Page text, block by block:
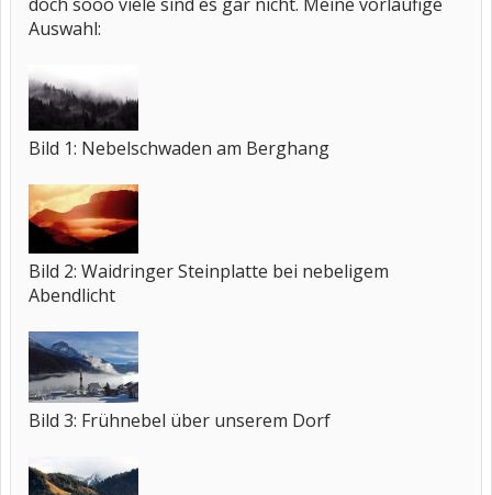
Auswahl:
Bild 1: Nebelschwaden am Berghang
Bild 2: Waidringer Steinplatte bei nebeligem
Abendlicht
Bild 3: Frühnebel über unserem Dorf